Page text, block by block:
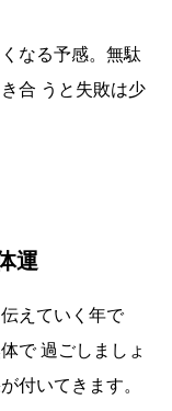
なる予感。無駄
合 うと失敗は少
運
えていく年で
で 過ごしましょ
付いてきます。